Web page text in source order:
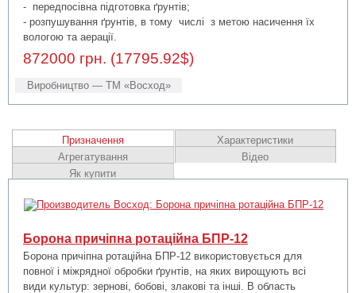
- передпосівна підготовка ґрунтів;
- розпушування ґрунтів, в тому числі з метою насичення їх
вологою та аерації.
872000 грн. (17795.92$)
Виробництво — ТМ «Восход»
Призначення
Характеристики
Агрегатування
Відео
Як купити
Борона причіпна ротаційна БПР-12
Борона причіпна ротаційна БПР-12 використовується для
повної і міжрядної обробки ґрунтів, на яких вирощують всі
види культур: зернові, бобові, злакові та інші. В область